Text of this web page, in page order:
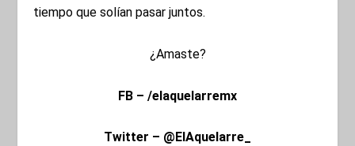
tiempo que solían pasar juntos.
¿Amaste?
FB – /elaquelarremx
Twitter – @ElAquelarre_